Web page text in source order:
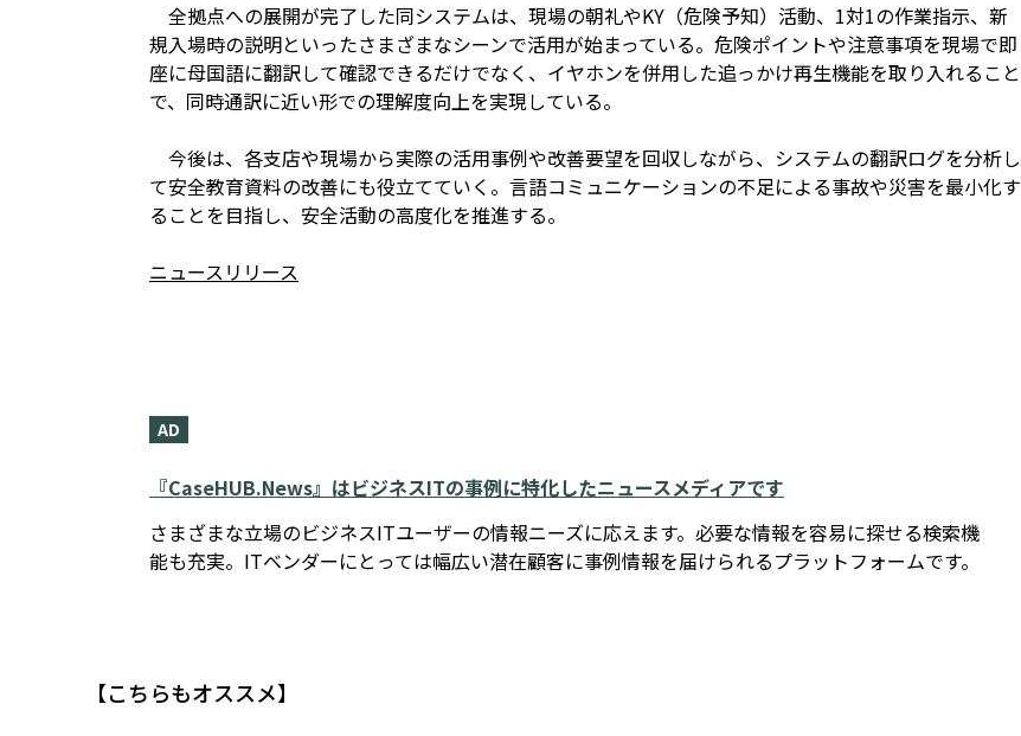
全拠点への展開が完了した同システムは、現場の朝礼やKY（危険予知）活動、1対1の作業指示、新
規入場時の説明といったさまざまなシーンで活用が始まっている。危険ポイントや注意事項を現場で即
座に母国語に翻訳して確認できるだけでなく、イヤホンを併用した追っかけ再生機能を取り入れること
で、同時通訳に近い形での理解度向上を実現している。
今後は、各支店や現場から実際の活用事例や改善要望を回収しながら、システムの翻訳ログを分析し
て安全教育資料の改善にも役立てていく。言語コミュニケーションの不足による事故や災害を最小化す
ることを目指し、安全活動の高度化を推進する。
ニュースリリース
AD
『CaseHUB.News』はビジネスITの事例に特化したニュースメディアです
さまざまな立場のビジネスITユーザーの情報ニーズに応えます。必要な情報を容易に探せる検索機
能も充実。ITベンダーにとっては幅広い潜在顧客に事例情報を届けられるプラットフォームです。
【こちらもオススメ】